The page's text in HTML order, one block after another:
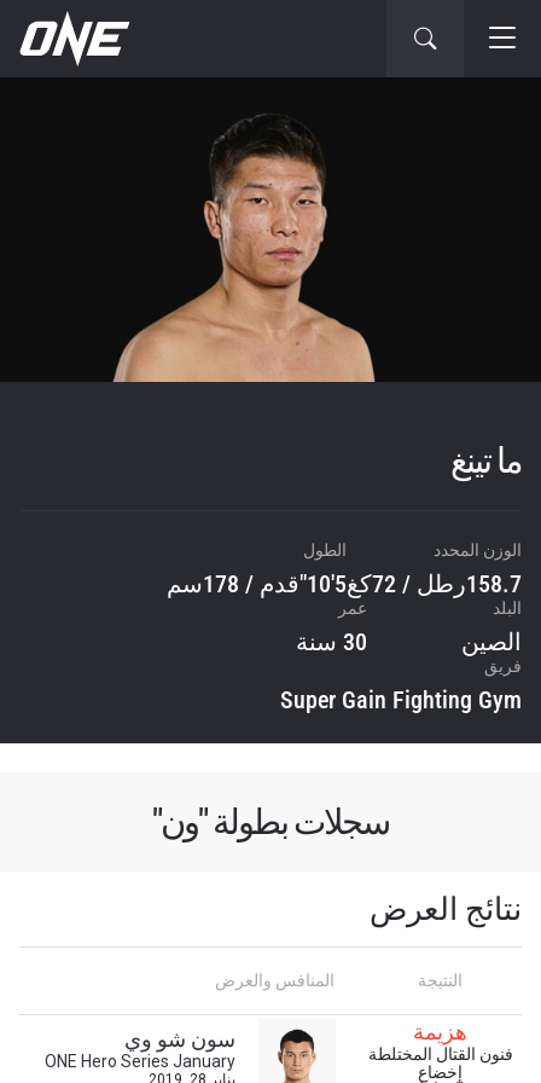
ما تينغ
الوزن المحدد
158.7رطل / 72كغ
الطول
5'10"قدم / 178سم
البلد
الصين
عمر
30 سنة
فريق
Super Gain Fighting Gym
سجلات بطولة "ون"
نتائج العرض
النتيجة المنافس والعرض
هزيمة
فنون القتال المختلطة
إخضاع
سون شو وي
ONE Hero Series January
يناير 28, 2019
المنافس
ابق على اطّلاع
خذ بطولة "ون" معك أينما ذهبت! اشترك الآن للوصول
إلى آخر الأخبار، وفتح العروض الخاصة والحصول على
أفضل المقاعد لعروضنا الحية.
البريد الإلكتروني